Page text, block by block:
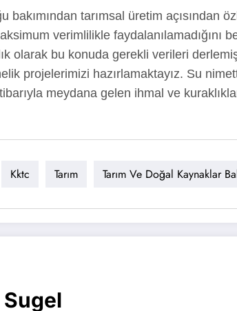
tarımsal üretim açısından
verimlilikle faydalanılamadığını
olarak bu konuda gerekli verileri
projelerimizi hazırlamaktayız. Su
meydana gelen ihmal ve
Kktc Tarım Tarım Ve Doğal Kaynaklar